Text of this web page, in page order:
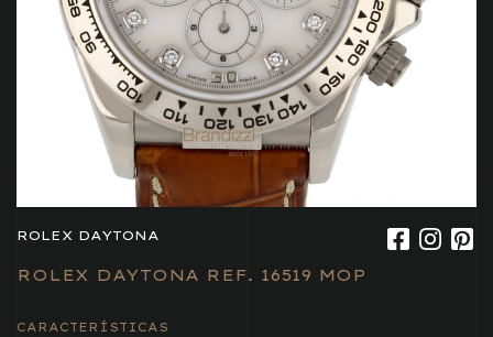
ROLEX DAYTONA
ROLEX DAYTONA REF. 16519 MOP
CARACTERÍSTICAS